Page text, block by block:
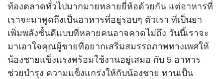
ท้องตลาดทั่วไปมากมายหลายยี่ห้อด้วยกัน แต่อาหารที่
เราจะมาพูดถึงเป็นอาหารที่อยู่รอบๆ ตัวเรา ที่เป็นยา
เพิ่มพลังชั้นดีแบบที่หลายคนอาจคาดไม่ถึง วันนี้เราจะ
มาเอาใจคุณผู้ชายที่อยากเสริมสมรรถภาพทางเพศให้
น้องชายแข็งแรงพร้อมใช้งานอยู่เสมอ กับ 5 อาหาร
ช่วยบำรุง ความแข็งแกร่งให้กับน้องชาย ทานเป็น